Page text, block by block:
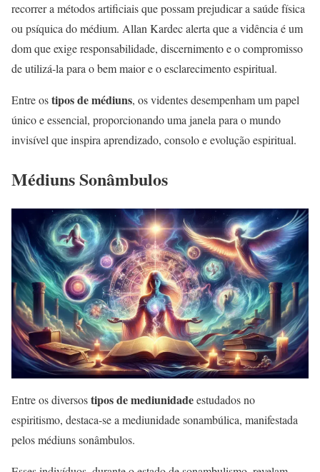
recorrer a métodos artificiais que possam prejudicar a saúde física
ou psíquica do médium. Allan Kardec alerta que a vidência é um
dom que exige responsabilidade, discernimento e o compromisso
de utilizá-la para o bem maior e o esclarecimento espiritual.
Entre ostipos de médiuns, os videntes desempenham um papel
único e essencial, proporcionando uma janela para o mundo
invisível que inspira aprendizado, consolo e evolução espiritual.
Médiuns Sonâmbulos
Entre os diversostipos de mediunidadeestudados no
espiritismo, destaca-se a mediunidade sonambúlica, manifestada
pelos médiuns sonâmbulos.